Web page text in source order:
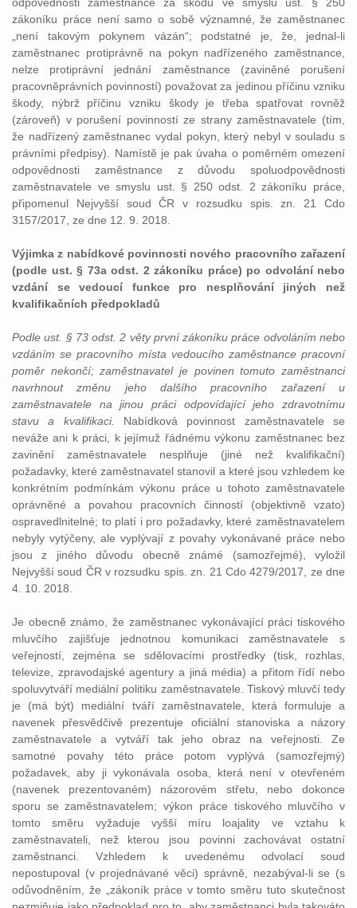
zákoníku práce není samo o sobě významné, že zaměstnanec
„není takovým pokynem vázán“; podstatné je, že, jednal-li
zaměstnanec protiprávně na pokyn nadřízeného zaměstnance,
nelze protiprávní jednání zaměstnance (zaviněné porušení
pracovněprávních povinností) považovat za jedinou příčinu vzniku
škody, nýbrž příčinu vzniku škody je třeba spatřovat rovněž
(zároveň) v porušení povinností ze strany zaměstnavatele (tím,
že nadřízený zaměstnanec vydal pokyn, který nebyl v souladu s
právními předpisy). Namístě je pak úvaha o poměrném omezení
odpovědnosti zaměstnance z důvodu spoluodpovědnosti
zaměstnavatele ve smyslu ust. § 250 odst. 2 zákoníku práce,
připomenul Nejvyšší soud ČR v rozsudku spis. zn. 21 Cdo
3157/2017, ze dne 12. 9. 2018.
Výjimka z nabídkové povinnosti nového pracovního zařazení
(podle ust. § 73a odst. 2 zákoníku práce) po odvolání nebo
vzdání se vedoucí funkce pro nesplňování jiných než
kvalifikačních předpokladů
Podle ust. § 73 odst. 2 věty první zákoníku práce odvoláním nebo
vzdáním se pracovního místa vedoucího zaměstnance pracovní
poměr nekončí; zaměstnavatel je povinen tomuto zaměstnanci
navrhnout změnu jeho dalšího pracovního zařazení u
zaměstnavatele na jinou práci odpovídající jeho zdravotnímu
stavu a kvalifikaci.
Nabídková povinnost zaměstnavatele se
neváže ani k práci, k jejímuž řádnému výkonu zaměstnanec bez
zavinění zaměstnavatele nesplňuje (jiné než kvalifikační)
požadavky, které zaměstnavatel stanovil a které jsou vzhledem ke
konkrétním podmínkám výkonu práce u tohoto zaměstnavatele
oprávněné a povahou pracovních činností (objektivně vzato)
ospravedlnitelné; to platí i pro požadavky, které zaměstnavatelem
nebyly vytýčeny, ale vyplývají z povahy vykonávané práce nebo
jsou z jiného důvodu obecně známé (samozřejmé), vyložil
Nejvyšší soud ČR v rozsudku spis. zn. 21 Cdo 4279/2017, ze dne
4. 10. 2018.
Je obecně známo, že zaměstnanec vykonávající práci tiskového
mluvčího zajišťuje jednotnou komunikaci zaměstnavatele s
veřejností, zejména se sdělovacími prostředky (tisk, rozhlas,
televize, zpravodajské agentury a jiná média) a přitom řídí nebo
spoluvytváří mediální politiku zaměstnavatele. Tiskový mluvčí tedy
je (má být) mediální tváří zaměstnavatele, která formuluje a
navenek přesvědčivě prezentuje oficiální stanoviska a názory
zaměstnavatele a vytváří tak jeho obraz na veřejnosti. Ze
samotné povahy této práce potom vyplývá (samozřejmý)
požadavek, aby ji vykonávala osoba, která není v otevřeném
(navenek prezentovaném) názorovém střetu, nebo dokonce
sporu se zaměstnavatelem; výkon práce tiskového mluvčího v
tomto směru vyžaduje vyšší míru loajality ve vztahu k
zaměstnavateli, než kterou jsou povinni zachovávat ostatní
zaměstnanci. Vzhledem k uvedenému odvolací soud
nepostupoval (v projednávané věci) správně, nezabýval-li se (s
odůvodněním, že „zákoník práce v tomto směru tuto skutečnost